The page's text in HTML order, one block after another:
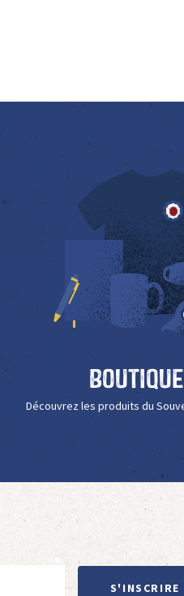
Boutique
Découvrez les produits du
S'INSCRIRE